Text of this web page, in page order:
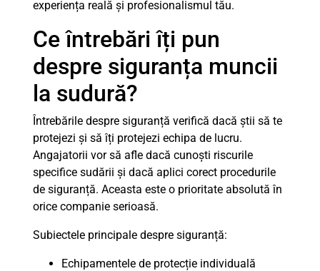
experiența reală și profesionalismul tău.
Ce întrebări îți pun
despre siguranța muncii
la sudură?
Întrebările despre siguranță verifică dacă știi să te
protejezi și să îți protejezi echipa de lucru.
Angajatorii vor să afle dacă cunoști riscurile
specifice sudării și dacă aplici corect procedurile
de siguranță. Aceasta este o prioritate absolută în
orice companie serioasă.
Subiectele principale despre siguranță:
Echipamentele de protecție individuală